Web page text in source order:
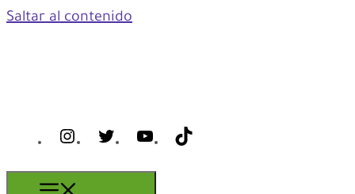
Saltar al contenido